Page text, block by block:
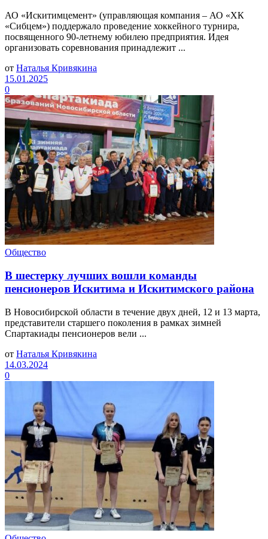
АО «Искитимцемент» (управляющая компания – АО «ХК
«Сибцем») поддержало проведение хоккейного турнира,
посвященного 90-летнему юбилею предприятия. Идея
организовать соревнования принадлежит ...
от Наталья Кривякина
15.01.2025
0
Общество
В шестерку лучших вошли команды
пенсионеров Искитима и Искитимского района
В Новосибирской области в течение двух дней, 12 и 13 марта,
представители старшего поколения в рамках зимней
Спартакиады пенсионеров вели ...
от Наталья Кривякина
14.03.2024
0